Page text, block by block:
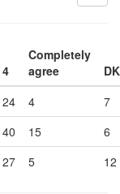
4
Completely
agree
24 4
7
40 15
6
27 5 12